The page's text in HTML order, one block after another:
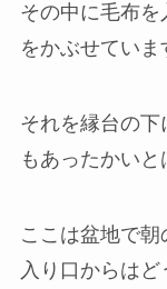
その中に毛布
をかぶせていま
それを縁台の
もあったかいと
ここは盆地で
入り口からはど